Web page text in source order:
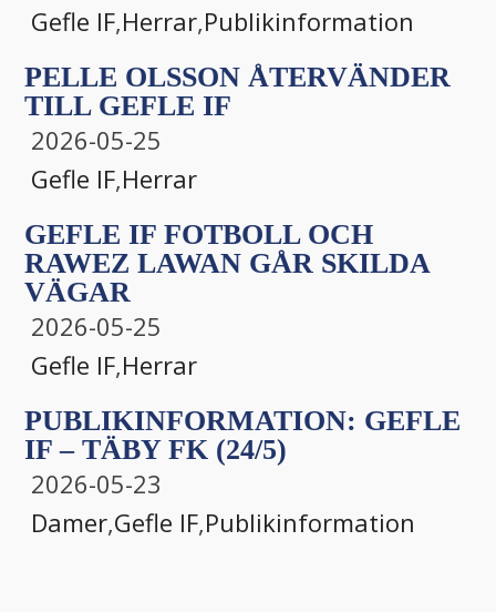
Gefle IF,Herrar,Publikinformation
PELLE OLSSON ÅTERVÄNDER
TILL GEFLE IF
2026-05-25
Gefle IF,Herrar
GEFLE IF FOTBOLL OCH
RAWEZ LAWAN GÅR SKILDA
VÄGAR
2026-05-25
Gefle IF,Herrar
PUBLIKINFORMATION: GEFLE
IF – TÄBY FK (24/5)
2026-05-23
Damer,Gefle IF,Publikinformation